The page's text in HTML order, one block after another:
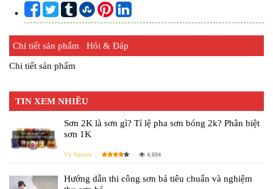
Chi tiết sản phẩm Hỏi & Đáp
Chi tiết sản phẩm
TIN XEM NHIỀU
Sơn 2K là sơn gì? Tỉ lệ pha sơn bóng 2k? Phân biệt
sơn 1K
Vũ Nguyễn 4,694
Hướng dẫn thi công sơn bả tiêu chuẩn và nghiệm